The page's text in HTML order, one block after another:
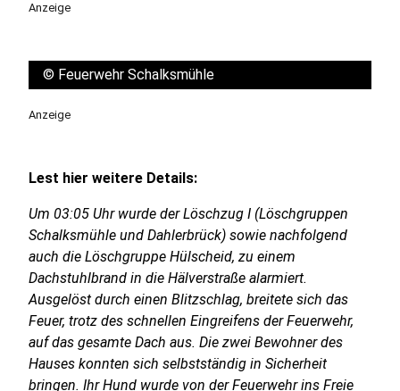
Anzeige
© Feuerwehr Schalksmühle
Anzeige
Lest hier weitere Details:
Um 03:05 Uhr wurde der Löschzug I (Löschgruppen
Schalksmühle und Dahlerbrück) sowie nachfolgend
auch die Löschgruppe Hülscheid, zu einem
Dachstuhlbrand in die Hälverstraße alarmiert.
Ausgelöst durch einen Blitzschlag, breitete sich das
Feuer, trotz des schnellen Eingreifens der Feuerwehr,
auf das gesamte Dach aus. Die zwei Bewohner des
Hauses konnten sich selbstständig in Sicherheit
bringen. Ihr Hund wurde von der Feuerwehr ins Freie